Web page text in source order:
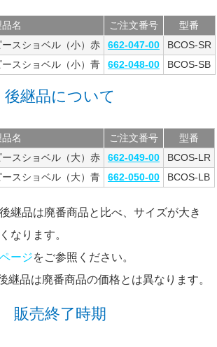
名 ご注文番号
型番
スショベル（小）赤
662-047-00
BCOS-SR
スショベル（小）青
662-048-00 BCOS-SB
後継品について
名 ご注文番号
型番
スショベル（大）赤
662-049-00
BCOS-LR
スショベル（大）青
662-050-00 BCOS-LB
継品は廃番商品と比べ、サイズが大き
なります。
ージをご参照ください。
継品は廃番商品の価格とは異なります。
販売終了時期